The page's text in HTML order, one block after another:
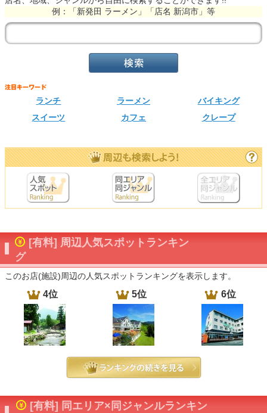
例：「新発田 ラーメン」「店名 新潟市」等
ランチ ラーメン
バイキング
スイーツ
カフェ クレープ
[有料] 周辺人気スポットランキン
グ
このお店(施設)周辺の人気スポットランキングを表示します。
4位 5位 6位
[有料] 同エリア×同ジャンルランキン